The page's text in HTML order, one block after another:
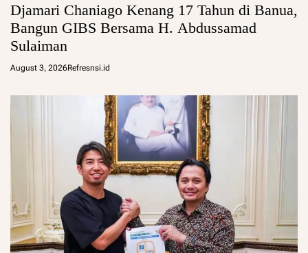
Djamari Chaniago Kenang 17 Tahun di Banua,
Bangun GIBS Bersama H. Abdussamad
Sulaiman
August 3, 2026Refresnsi.id